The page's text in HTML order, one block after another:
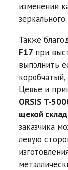
изменении
зеркального
Также
F17 при
выполнить
Цевье и
ORSIS T-
щекой
заказчика
левую